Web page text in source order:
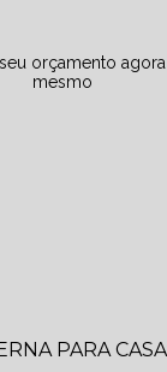
seu orçamento agora
mesmo
PARA